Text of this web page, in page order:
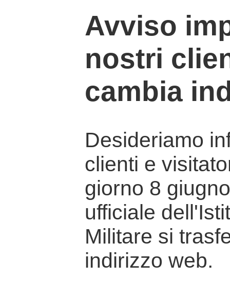
Avviso
nostri
cambia
Desideriamo
clienti e
giorno 8
ufficiale
Militare si
indirizzo web.